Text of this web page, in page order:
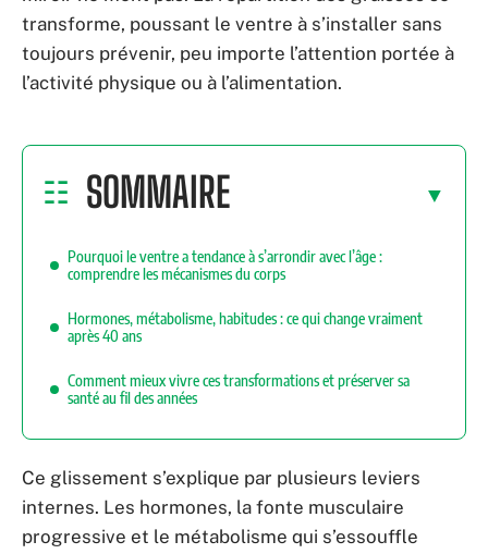
transforme, poussant le ventre à s’installer sans
toujours prévenir, peu importe l’attention portée à
l’activité physique ou à l’alimentation.
SOMMAIRE
Pourquoi le ventre a tendance à s’arrondir avec l’âge :
comprendre les mécanismes du corps
Hormones, métabolisme, habitudes : ce qui change vraiment
après 40 ans
Comment mieux vivre ces transformations et préserver sa
santé au fil des années
Ce glissement s’explique par plusieurs leviers
internes. Les hormones, la fonte musculaire
progressive et le métabolisme qui s’essouffle